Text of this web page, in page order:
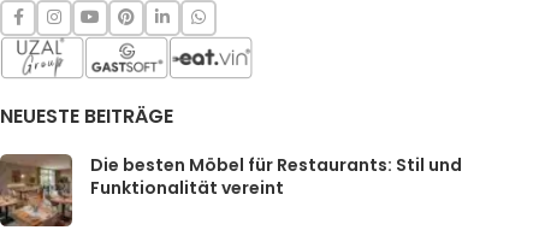
NEUESTE BEITRÄGE
Die besten Möbel für Restaurants: Stil und
Funktionalität vereint